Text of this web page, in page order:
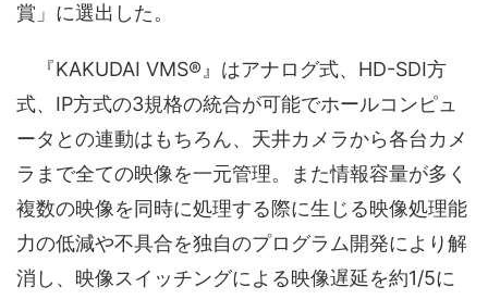
賞」に選出した。
『KAKUDAI VMS®』はアナログ式、HD-SDI方
式、IP方式の3規格の統合が可能でホールコンピュ
ータとの連動はもちろん、天井カメラから各台カメ
ラまで全ての映像を一元管理。また情報容量が多く
複数の映像を同時に処理する際に生じる映像処理能
力の低減や不具合を独自のプログラム開発により解
消し、映像スイッチングによる映像遅延を約1/5に